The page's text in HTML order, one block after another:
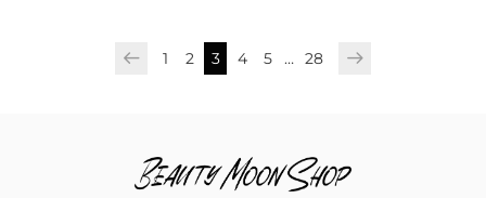
1 2 3 4 5 … 28